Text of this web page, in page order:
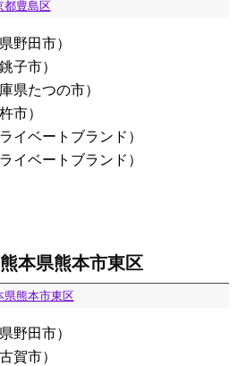
都豊島区
野田市）
子市）
県たつの市）
市）
イベートブランド）
イベートブランド）
本県熊本市東区
県熊本市東区
野田市）
賀市）